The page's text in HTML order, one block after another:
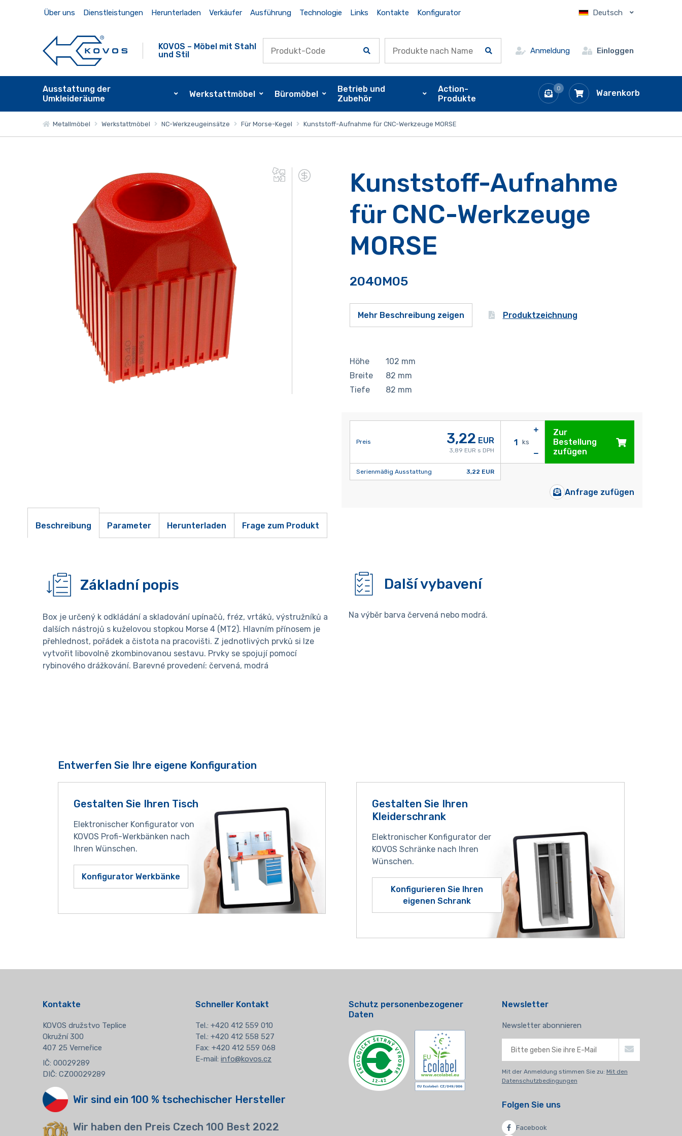
Über uns Dienstleistungen Herunterladen Verkäufer Ausführung Technologie Links Kontakte Konfigurator Deutsch
KOVOS – Möbel mit Stahl
und Stil
Anmeldung Einloggen
0 Warenkorb
Ausstattung der
Umkleideräume
Werkstattmöbel Büromöbel
Betrieb und
Zubehör
Action-
Produkte
Metallmöbel Werkstattmöbel NC-Werkzeugeinsätze Für Morse-Kegel Kunststoff-Aufnahme für CNC-Werkzeuge MORSE
Kunststoff-Aufnahme
für CNC-Werkzeuge
MORSE
2040M05
Mehr Beschreibung zeigen Produktzeichnung
Höhe 102 mm
Breite
82 mm
Tiefe
82 mm
Preis 3,22 EUR
3,89 EUR s DPH
Serienmäßig Ausstattung 3,22 EUR
ks
Zur
Bestellung
zufügen
Anfrage zufügen
Beschreibung Parameter Herunterladen Frage zum Produkt
Základní popis
Box je určený k odkládání a skladování upínačů, fréz, vrtáků, výstružníků a
dalších nástrojů s kuželovou stopkou Morse 4 (MT2). Hlavním přínosem je
přehlednost, pořádek a čistota na pracovišti. Z jednotlivých prvků si lze
vytvořit libovolně zkombinovanou sestavu. Prvky se spojují pomocí
rybinového drážkování. Barevné provedení: červená, modrá
Další vybavení
Na výběr barva červená nebo modrá.
Entwerfen Sie Ihre eigene Konfiguration
Gestalten Sie Ihren Tisch
Elektronischer Konfigurator von
KOVOS Profi-Werkbänken nach
Ihren Wünschen.
Konfigurator Werkbänke
Gestalten Sie Ihren
Kleiderschrank
Elektronischer Konfigurator der
KOVOS Schränke nach Ihren
Wünschen.
Konfigurieren Sie Ihren
eigenen Schrank
Kontakte
KOVOS družstvo Teplice
Okružní 300
407 25 Verneřice
IČ: 00029289
DIČ: CZ00029289
Schneller Kontakt
Tel.:+420 412 559 010
Tel.: +420 412 558 527
Fax: +420 412 559 068
E-mail:info@kovos.cz
Wir sind ein 100 % tschechischer Hersteller
Wir haben den Preis Czech 100 Best 2022
Schutz personenbezogener
Daten
Newsletter
Newsletter abonnieren
Mit der Anmeldung stimmen Sie zu: Mit den
Datenschutzbedingungen
Folgen Sie uns
Facebook